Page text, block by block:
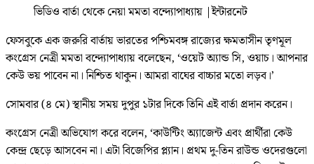
ভিডিও বার্তা থেকে নেয়া মমতা বন্দ্যোপাধ্যায় |ইন্টারনেট
ফেসবুকে এক জরুরি বার্তায় ভারতের পশ্চিমবঙ্গ রাজ্যের ক্ষমতাসীন তৃণমূল
কংগ্রেস নেত্রী মমতা বন্দ্যোপাধ্যায় বলেছেন, ‘ওয়েট অ্যান্ড সি, ওয়াচ। আপনার
কেউ ভয় পাবেন না। নিশ্চিত থাকুন। আমরা বাঘের বাচ্চার মতো লড়ব।’
সোমবার (৪ মে) স্থানীয় সময় দুপুর ১টার দিকে তিনি এই বার্তা প্রদান করেন।
কংগ্রেস নেত্রী অভিযোগ করে বলেন, ‘কাউন্টিং অ্যাজেন্ট এবং প্রার্থীরা কেউ
কেন্দ্র ছেড়ে আসবেন না। এটা বিজেপির প্ল্যান। প্রথম দু-তিন রাউন্ড ওদেরগুলো